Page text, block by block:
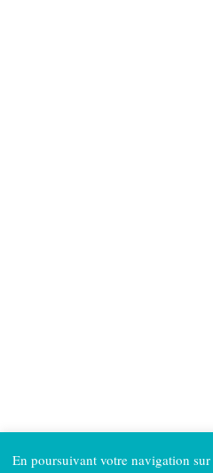
En poursuivant votre navigation